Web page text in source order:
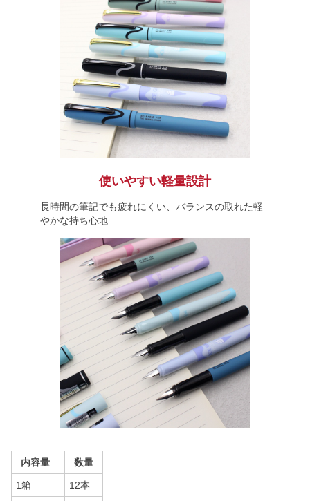
使いやすい軽量設計
長時間の筆記でも疲れにくい、バランスの取れた軽
やかな持ち心地
内容量 数量
1箱 12本